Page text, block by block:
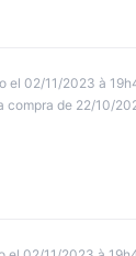
el 02/11/2023 à
compra de 22/10/